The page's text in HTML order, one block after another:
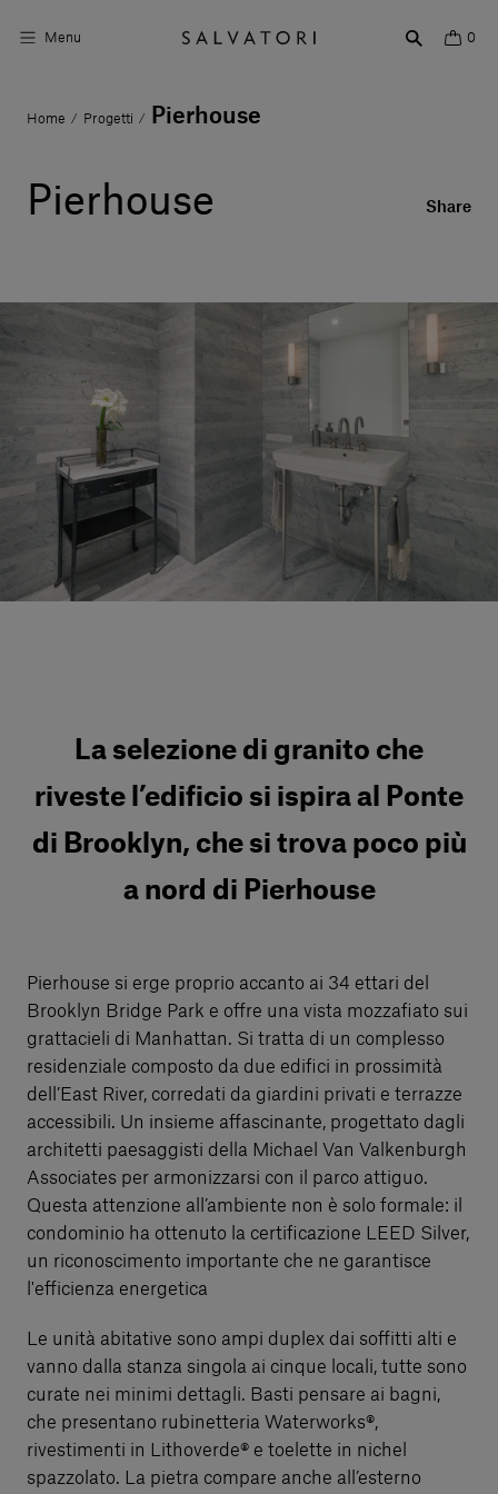
Menu 0
Superfici
Shop the Look
Chi siamo
Vieni a trovarci
Servizi al cliente
Accedi
Home / Progetti / Pierhouse
Pierhouse Share
La selezione di granito che
riveste l’edificio si ispira al Ponte
di Brooklyn, che si trova poco più
a nord di Pierhouse
Pierhouse si erge proprio accanto ai 34 ettari del
Brooklyn Bridge Park e offre una vista mozzafiato sui
grattacieli di Manhattan. Si tratta di un complesso
residenziale composto da due edifici in prossimità
dell’East River, corredati da giardini privati e terrazze
accessibili. Un insieme affascinante, progettato dagli
architetti paesaggisti della Michael Van Valkenburgh
Associates per armonizzarsi con il parco attiguo.
Questa attenzione all’ambiente non è solo formale: il
condominio ha ottenuto la certificazione LEED Silver,
un riconoscimento importante che ne garantisce
l'efficienza energetica
Le unità abitative sono ampi duplex dai soffitti alti e
vanno dalla stanza singola ai cinque locali, tutte sono
curate nei minimi dettagli. Basti pensare ai bagni,
che presentano rubinetteria Waterworks®,
rivestimenti in Lithoverde® e toelette in nichel
spazzolato. La pietra compare anche all’esterno